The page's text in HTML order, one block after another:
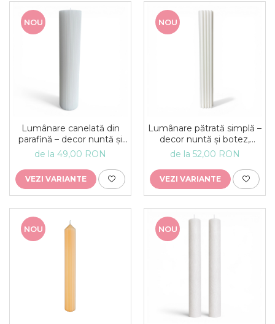
NOU
Lumânare canelată din
parafină – decor nuntă și
botez, lumânare
eveniment
de la 49,00 RON
VEZI VARIANTE
NOU
Lumânare pătrată simplă –
decor nuntă și botez,
lumânare eveniment
de la 52,00 RON
VEZI VARIANTE
NOU NOU